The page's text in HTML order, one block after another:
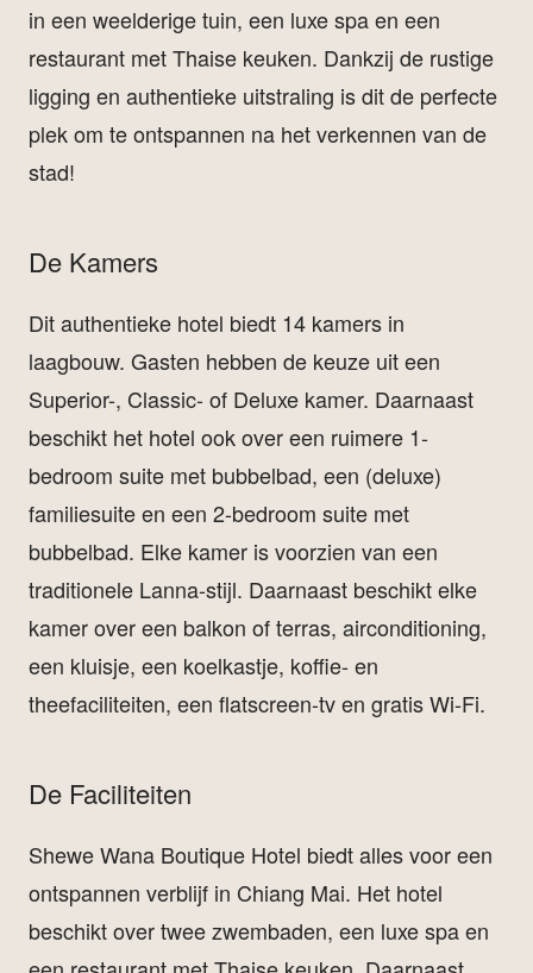
in een weelderige tuin, een luxe spa en een
restaurant met Thaise keuken. Dankzij de rustige
ligging en authentieke uitstraling is dit de perfecte
plek om te ontspannen na het verkennen van de
stad!
De Kamers
Dit authentieke hotel biedt 14 kamers in
laagbouw. Gasten hebben de keuze uit een
Superior-, Classic- of Deluxe kamer. Daarnaast
beschikt het hotel ook over een ruimere 1-
bedroom suite met bubbelbad, een (deluxe)
familiesuite en een 2-bedroom suite met
bubbelbad. Elke kamer is voorzien van een
traditionele Lanna-stijl. Daarnaast beschikt elke
kamer over een balkon of terras, airconditioning,
een kluisje, een koelkastje, koffie- en
theefaciliteiten, een flatscreen-tv en gratis Wi-Fi.
De Faciliteiten
Shewe Wana Boutique Hotel biedt alles voor een
ontspannen verblijf in Chiang Mai. Het hotel
beschikt over twee zwembaden, een luxe spa en